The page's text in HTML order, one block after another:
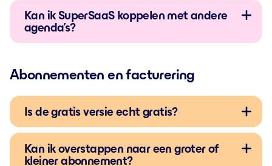
Kan ik SuperSaaS koppelen met andere
agenda’s?
Abonnementen en facturering
Is de gratis versie echt gratis?
Kan ik overstappen naar een groter of
kleiner abonnement?